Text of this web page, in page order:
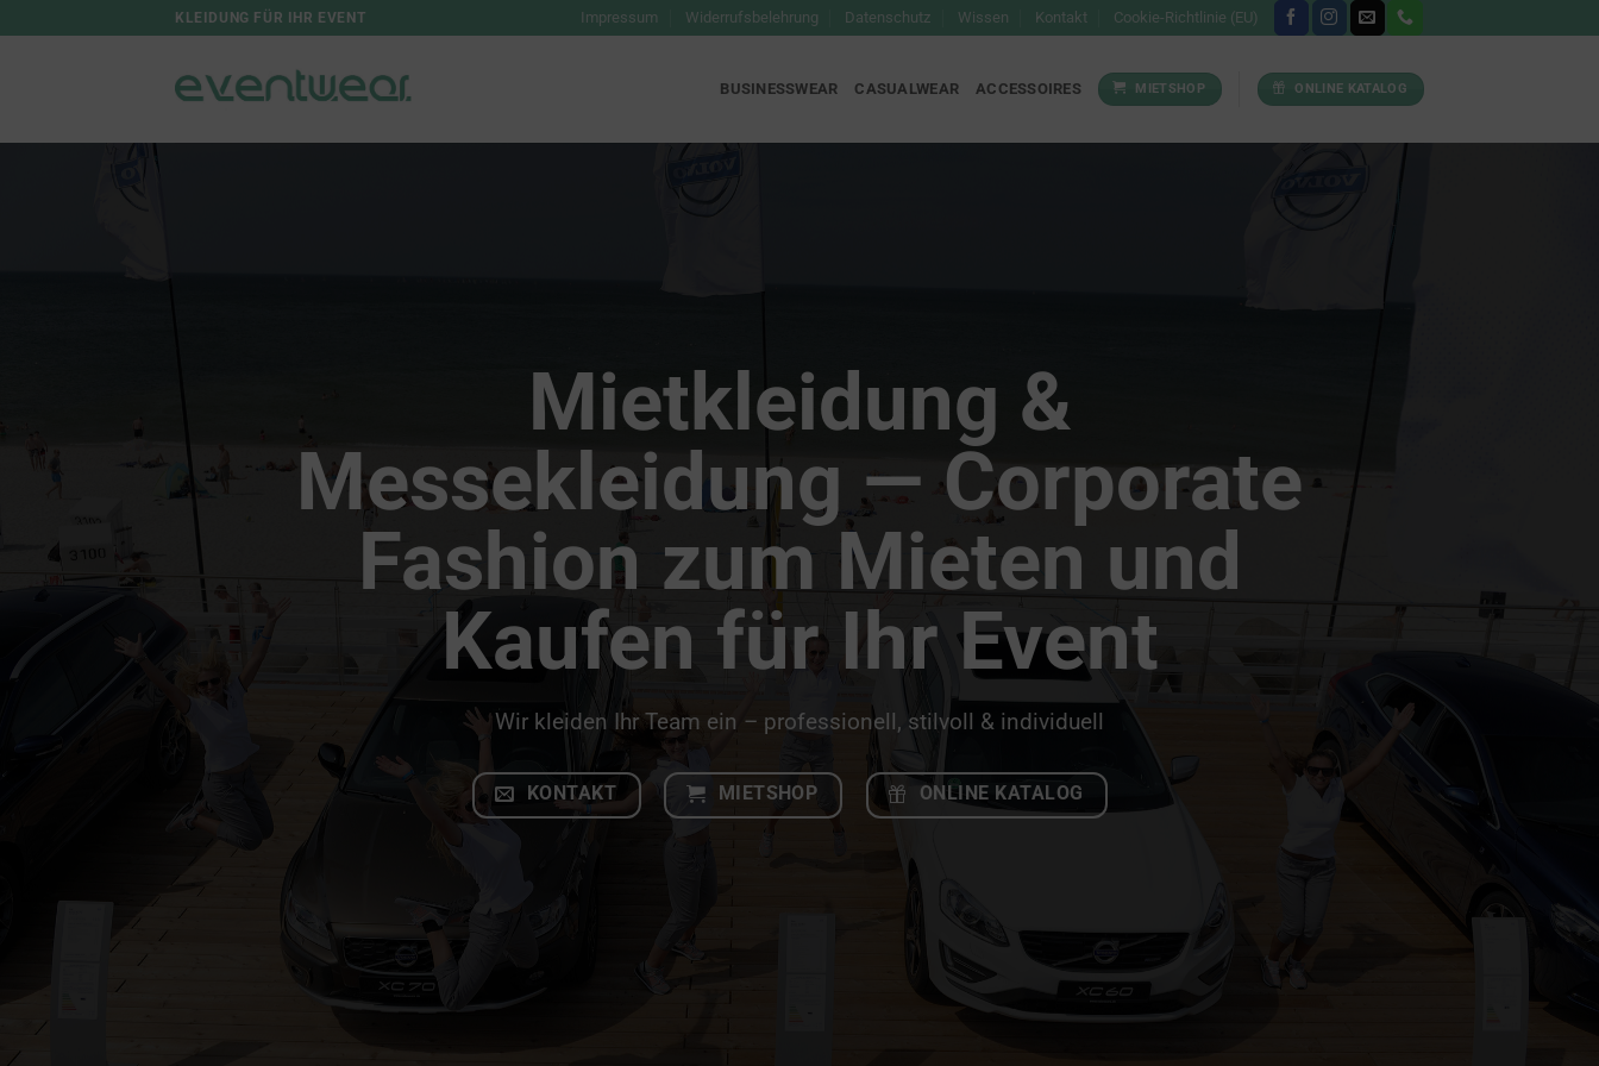
Inhalt
KLEIDUNG FÜR IHR EVENT Impressum Widerrufsbelehrung Datenschutz Wissen Kontakt Cookie-Richtlinie (EU)
BUSINESSWEAR CASUALWEAR ACCESSOIRES MIETSHOP ONLINE KATALOG
Mietkleidung &
Messekleidung — Corporate
Fashion zum Mieten und
Kaufen für Ihr Event
Wir kleiden Ihr Team ein – professionell, stilvoll & individuell
KONTAKT MIETSHOP ONLINE KATALOG